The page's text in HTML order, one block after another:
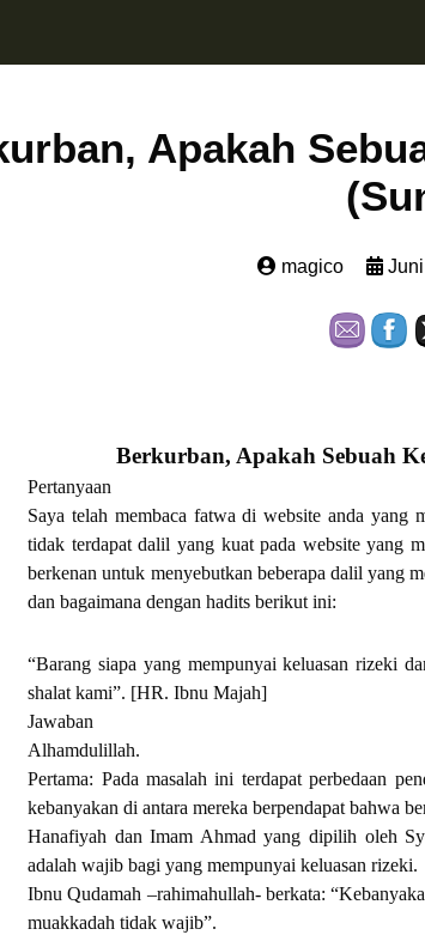
Apakah
magico
Berkurban, Apakah Sebuah
Pertanyaan
Saya telah membaca fatwa di website anda yang
tidak terdapat dalil yang kuat pada website yang
berkenan untuk menyebutkan beberapa dalil yang
dan bagaimana dengan hadits berikut ini:
“Barang siapa yang mempunyai keluasan rizeki
shalat kami”. [HR. Ibnu Majah]
Jawaban
Alhamdulillah.
Pertama: Pada masalah ini terdapat perbedaan
kebanyakan di antara mereka berpendapat bahwa
Hanafiyah dan Imam Ahmad yang dipilih oleh
adalah wajib bagi yang mempunyai keluasan rizeki.
Ibnu Qudamah –rahimahullah- berkata:
muakkadah tidak wajib”.